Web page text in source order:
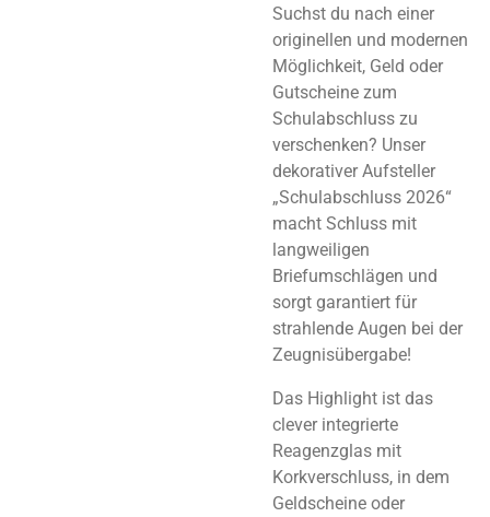
Suchst du nach einer
originellen und modernen
Möglichkeit, Geld oder
Gutscheine zum
Schulabschluss zu
verschenken? Unser
dekorativer Aufsteller
„Schulabschluss 2026“
macht Schluss mit
langweiligen
Briefumschlägen und
sorgt garantiert für
strahlende Augen bei der
Zeugnisübergabe!
Das Highlight ist das
clever integrierte
Reagenzglas mit
Korkverschluss, in dem
Geldscheine oder